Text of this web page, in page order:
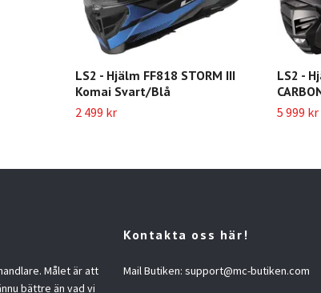
LS2 - Hjälm FF818 STORM III
Komai Svart/Blå
2 499 kr
LS2 -
5 999 kr
Målet är att
bättre än vad vi
Kontakta oss här!
Mail Butiken: support@mc-butiken.com